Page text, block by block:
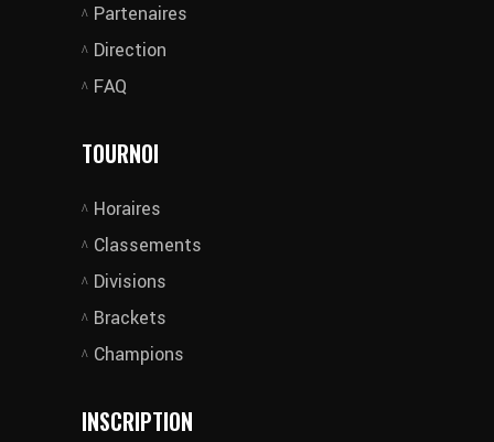
Partenaires
Direction
FAQ
TOURNOI
Horaires
Classements
Divisions
Brackets
Champions
INSCRIPTION